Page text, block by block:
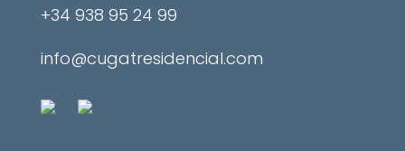
+34 938 95 24 99
info@cugatresidencial.com